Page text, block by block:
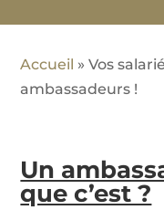
Accueil »Vos
ambassadeurs !
Un
que c’est ?